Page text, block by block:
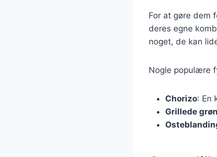
For at gøre dem
deres egne
noget, de kan
Nogle populære
Chorizo: En
Grillede